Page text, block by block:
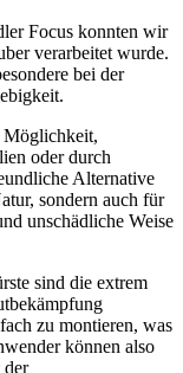
Focus konnten wir
verarbeitet wurde.
bei der
Möglichkeit,
oder durch
Alternative
sondern auch für
unschädliche Weise
sind die extrem
zu montieren, was
können also
der